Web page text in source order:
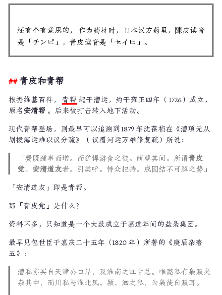
还有个有意思的， 作为药材时，日本汉方药里，陳皮读音
是「チンピ」，青皮读音是「セイヒ」。
青皮和青帮
根据维基百科， 青帮 起于漕运，约于雍正四年（ 1726）成立，
原名 安清帮 。后来被打击转入地下活动。
现代青帮登场，则最早可以追溯到 1879 年沈葆桢在《漕项无从
划拨海运难以议分疏》（ 议覆河运万难修复疏）所说：
「费既踵事而增。而犷悍游食之徒。萌孽其间。所谓青皮
党、 安清道友者。引类呼。恃众把持。成固结不可解之势」
「安清道友」即是青帮。
那「青皮党」是什么？
资料不多，只知道是一个大致成立于嘉道年间的盐枭集团。
最早见包世臣于嘉庆二十五年（1820 年）所著的《庚辰杂著
五》：
漕私亦买自天津公口岸，及淮南之江甘总。唯潞私有枭贩夹
杂其中，而川私与淮北凤、颍、泗之私，为枭徒自贩耳。